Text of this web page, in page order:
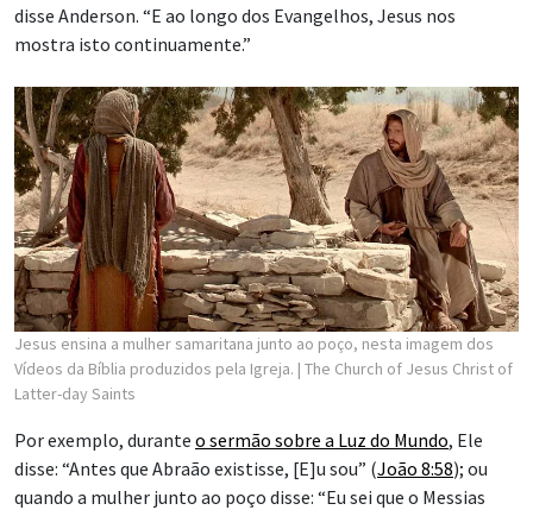
disse Anderson. “E ao longo dos Evangelhos, Jesus nos
mostra isto continuamente.”
Jesus ensina a mulher samaritana junto ao poço, nesta imagem dos
Vídeos da Bíblia produzidos pela Igreja. | The Church of Jesus Christ of
Latter-day Saints
Por exemplo, durante o sermão sobre a Luz do Mundo, Ele
disse: “Antes que Abraão existisse, [E]u sou” (João 8:58); ou
quando a mulher junto ao poço disse: “Eu sei que o Messias